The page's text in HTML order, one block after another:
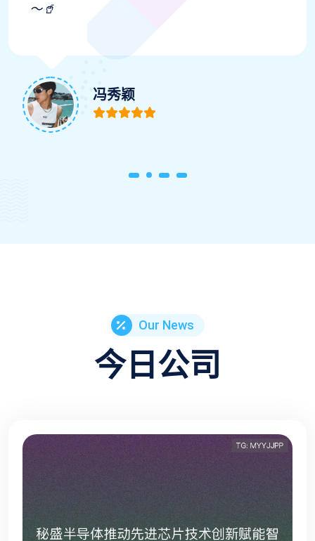
同需求，必须给产品经理加鸡腿🌍🎙️
菱千萍
Our News
今日公司